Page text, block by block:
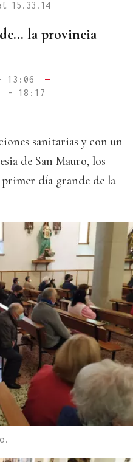
15.33.14
la provincia
13:06
—
- 18:17
sanitarias y con un
de San Mauro, los
primer día grande de la